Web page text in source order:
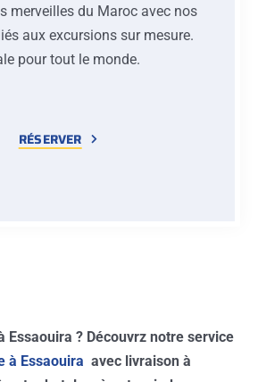
merveilles du Maroc avec nos
aux excursions sur mesure.
pour tout le monde.
RÉSERVER
Essaouira ? Découvrz notre service
à Essaouira avec livraison à